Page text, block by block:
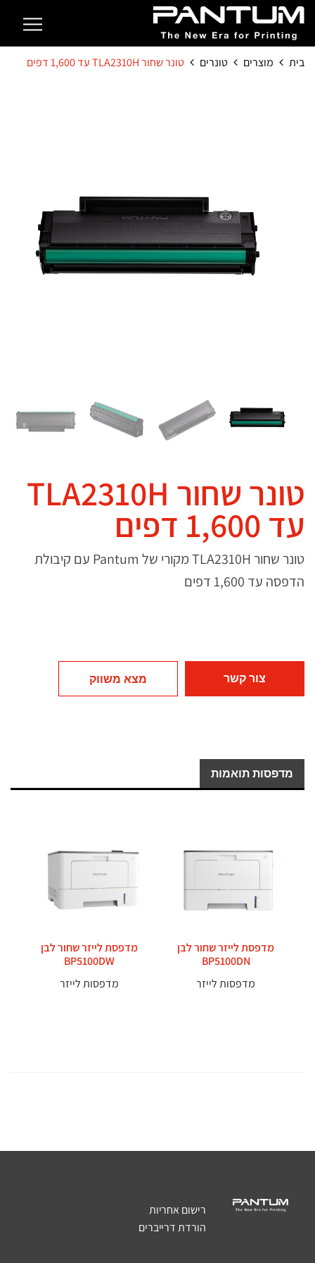
בית מוצרים טונרים טונר שחור TLA2310H עד 1,600 דפים
טונר שחור TLA2310H
עד 1,600 דפים
טונר שחורTLA2310H
מקורי של Pantum עם קיבולת
הדפסה עד 1,600 דפים
צור קשר מצא משווק
מדפסות תואמות
מדפסת לייזר שחור לבן
BP5100DN
מדפסות לייזר
מדפסת לייזר שחור לבן
BP5100DW
מדפסות לייזר
רישום אחריות
הורדת דרייברים